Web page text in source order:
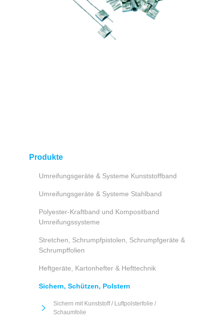
Produkte
Umreifungsgeräte & Systeme Kunststoffband
Umreifungsgeräte & Systeme Stahlband
Polyester-Kraftband und Kompositband
Umreifungssysteme
Stretchen, Schrumpfpistolen, Schrumpfgeräte &
Schrumpffolien
Heftgeräte, Kartonhefter & Hefttechnik
Sichern, Schützen, Polstern
Sichern mit Kunststoff / Luftpolsterfolie /
Schaumfolie